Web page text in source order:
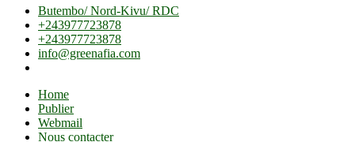
Butembo/ Nord-Kivu/ RDC
+243977723878
+243977723878
info@greenafia.com
Home
Publier
Webmail
Nous contacter